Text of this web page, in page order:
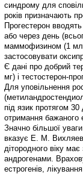
синдрому для
років призначають
Прогестерон
або через день
маммофизином (1 мл
застосовувати
Є дані про добрий
мг) і тестостерон-
Для уповільнення
під язик протягом
отримання бажаного
Значно більшої
вказує Е. М.
дітородного віку
андрогенами.
естрогенів,